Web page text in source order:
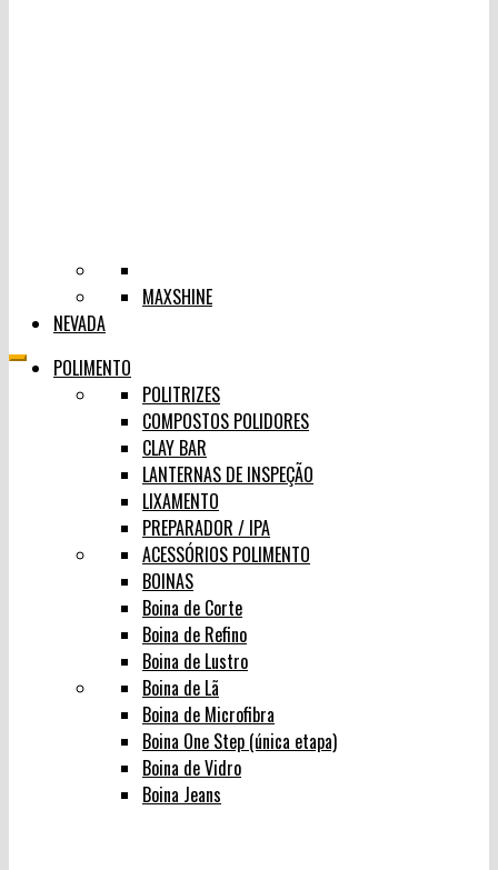
MAXSHINE
NEVADA
POLIMENTO
POLITRIZES
COMPOSTOS POLIDORES
CLAY BAR
LANTERNAS DE INSPEÇÃO
LIXAMENTO
PREPARADOR / IPA
ACESSÓRIOS POLIMENTO
BOINAS
Boina de Corte
Boina de Refino
Boina de Lustro
Boina de Lã
Boina de Microfibra
Boina One Step (única etapa)
Boina de Vidro
Boina Jeans